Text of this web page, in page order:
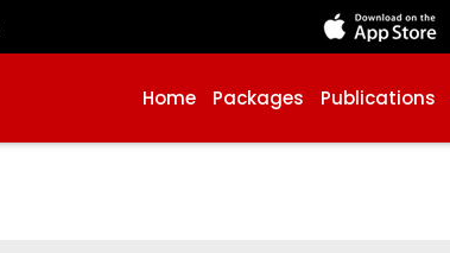
Home Packages Publications